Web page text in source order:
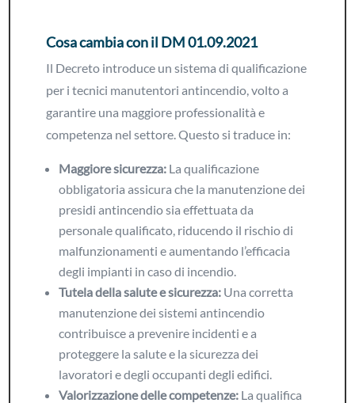
Cosa cambia con il DM 01.09.2021
Il Decreto introduce un sistema di qualificazione
per i tecnici manutentori antincendio, volto a
garantire una maggiore professionalità e
competenza nel settore. Questo si traduce in:
Maggiore sicurezza: La qualificazione
obbligatoria assicura che la manutenzione dei
presidi antincendio sia effettuata da
personale qualificato, riducendo il rischio di
malfunzionamenti e aumentando l’efficacia
degli impianti in caso di incendio.
Tutela della salute e sicurezza: Una corretta
manutenzione dei sistemi antincendio
contribuisce a prevenire incidenti e a
proteggere la salute e la sicurezza dei
lavoratori e degli occupanti degli edifici.
Valorizzazione delle competenze: La qualifica